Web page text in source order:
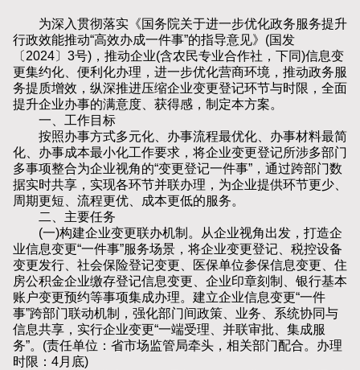
为深入贯彻落实《国务院关于进一步优化政务服务提升
行政效能推动“高效办成一件事”的指导意见》(国发
〔2024〕3号)，推动企业(含农民专业合作社，下同)信息变
更集约化、便利化办理，进一步优化营商环境，推动政务服
务提质增效，纵深推进压缩企业变更登记环节与时限，全面
提升企业办事的满意度、获得感，制定本方案。
一、工作目标
按照办事方式多元化、办事流程最优化、办事材料最简
化、办事成本最小化工作要求，将企业变更登记所涉多部门
多事项整合为企业视角的“变更登记一件事”，通过跨部门数
据实时共享，实现各环节并联办理，为企业提供环节更少、
周期更短、流程更优、成本更低的服务。
二、主要任务
(一)构建企业变更联办机制。从企业视角出发，打造企
业信息变更“一件事”服务场景，将企业变更登记、税控设备
变更发行、社会保险登记变更、医保单位参保信息变更、住
房公积金企业缴存登记信息变更、企业印章刻制、银行基本
账户变更预约等事项集成办理。建立企业信息变更“一件
事”跨部门联动机制，强化部门间政策、业务、系统协同与
信息共享，实行企业变更“一端受理、并联审批、集成服
务”。(责任单位：省市场监管局牵头，相关部门配合。办理
时限：4月底)